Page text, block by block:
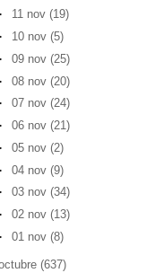
11 nov(19)
10 nov(5)
09 nov(25)
08 nov(20)
07 nov(24)
06 nov(21)
05 nov(2)
04 nov(9)
03 nov(34)
02 nov(13)
01 nov(8)
(637)